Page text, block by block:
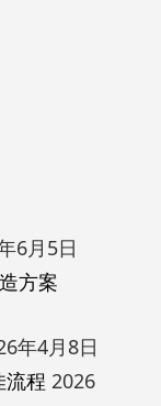
6月5日
方案
年4月8日
流程 2026